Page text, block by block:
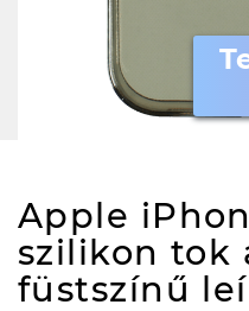
Apple
szilikon tok
füstszínű